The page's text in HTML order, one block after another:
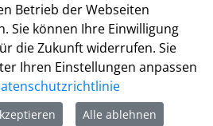
der Verwaltung
sind:
8.30 bis 15.30 Uhr
Uhr
Betrieb der Webseiten
Sie können Ihre Einwilligung
die Zukunft widerrufen. Sie
Ihren Einstellungen anpassen
Alle ablehnen